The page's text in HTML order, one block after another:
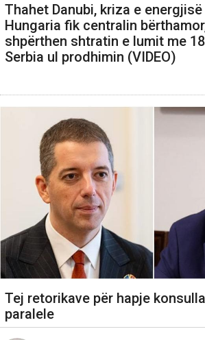
Thahet Danubi, kriza e
Hungaria fik centralin
shpërthen shtratin e lumit me
Serbia ul prodhimin (VIDEO)
Tej retorikave për hapje
paralele